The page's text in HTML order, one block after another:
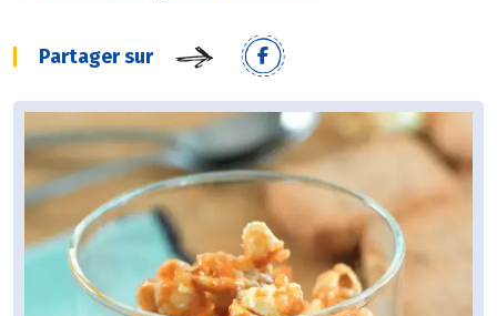
Partager sur